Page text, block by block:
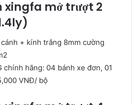
xingfa mở trượt 2
+ kính trắng 8mm cường
chính hãng: 04 bánh xe đơn, 01
VNĐ/ bộ